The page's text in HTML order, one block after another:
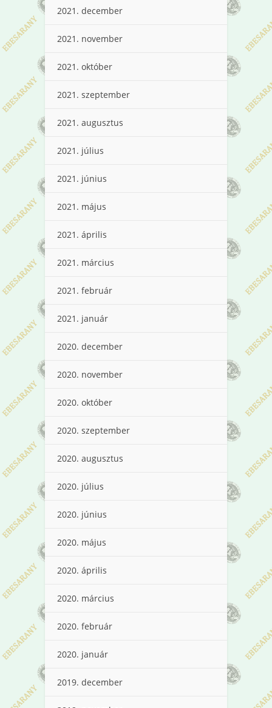
2021. december
2021. november
2021. október
2021. szeptember
2021. augusztus
2021. július
2021. június
2021. május
2021. április
2021. március
2021. február
2021. január
2020. december
2020. november
2020. október
2020. szeptember
2020. augusztus
2020. július
2020. június
2020. május
2020. április
2020. március
2020. február
2020. január
2019. december